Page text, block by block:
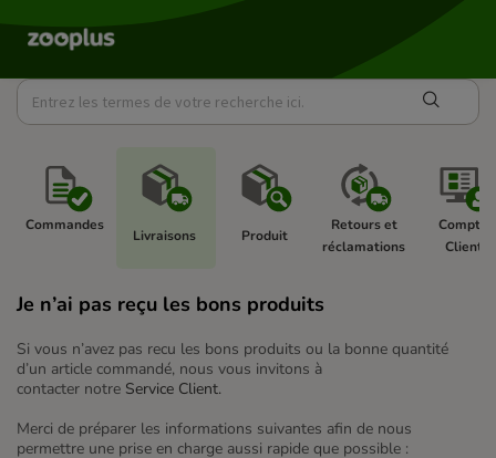
Commandes
Livraisons Produit
Retours et
réclamations
Compte
Client
Je n’ai pas reçu les bons produits
Si vous n’avez pas recu les bons produits ou la bonne quantité
d’un article commandé, nous vous invitons à
contacter notre Service Client.
Merci de préparer les informations suivantes afin de nous
permettre une prise en charge aussi rapide que possible :